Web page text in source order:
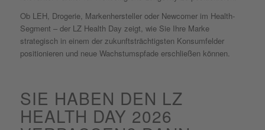
Ob LEH, Drogerie, Markenhersteller oder Newcomer im Health-
Segment – der LZ Health Day zeigt, wie Sie Ihre Marke
strategisch in einem der zukunftsträchtigsten Konsumfelder
positionieren und neue Wachstumspfade erschließen können.
SIE HABEN DEN LZ
HEALTH DAY 2026